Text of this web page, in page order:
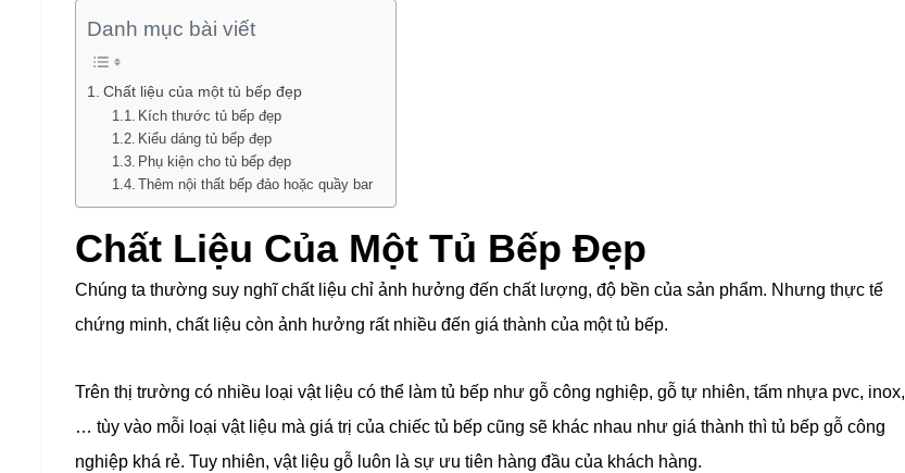
Danh mục bài viết
Chất liệu của một tủ bếp đẹp
Kích thước tủ bếp đẹp
Kiểu dáng tủ bếp đẹp
Phụ kiện cho tủ bếp đẹp
Thêm nội thất bếp đảo hoặc quầy bar
Chất Liệu Của Một Tủ Bếp Đẹp
Chúng ta thường suy nghĩ chất liệu chỉ ảnh hưởng đến chất lượng, độ bền của sản phẩm. Nhưng thực tế
chứng minh, chất liệu còn ảnh hưởng rất nhiều đến giá thành của một tủ bếp.
Trên thị trường có nhiều loại vật liệu có thể làm tủ bếp như gỗ công nghiệp, gỗ tự nhiên, tấm nhựa pvc, inox,
… tùy vào mỗi loại vật liệu mà giá trị của chiếc tủ bếp cũng sẽ khác nhau như giá thành thì tủ bếp gỗ công
nghiệp khá rẻ. Tuy nhiên, vật liệu gỗ luôn là sự ưu tiên hàng đầu của khách hàng.